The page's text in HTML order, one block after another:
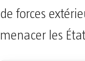
de forces
menacer les